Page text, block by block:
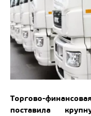
Торгово-
поставила